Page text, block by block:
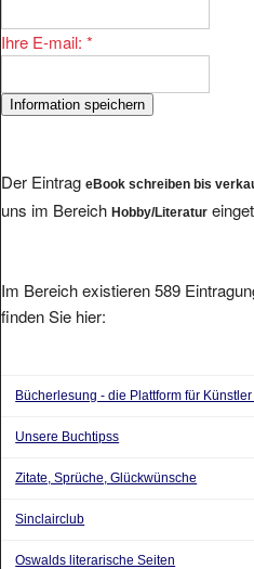
Ihre E-mail: *
Der Eintrag eBook schreiben bis
uns im Bereich Hobby/Literatur
Im Bereich existieren 589
finden Sie hier:
Bücherlesung - die Plattform für
Unsere Buchtipss
Zitate, Sprüche, Glückwünsche
Sinclairclub
Oswalds literarische Seiten